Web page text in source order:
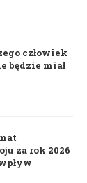
człowiek
będzie miał
za rok 2026